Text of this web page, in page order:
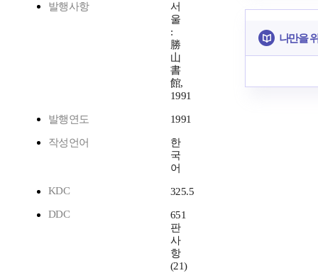
발행사항
서
울
:
勝
山
書
館,
1991
발행연도 1991
작성언어
한
국
어
KDC
325.5
DDC
651
판
사
항
(21)
나만을